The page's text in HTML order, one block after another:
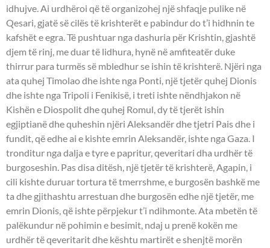
idhujve. Ai urdhëroi që të organizohej një shfaqje pulike në
Qesari, gjatë së cilës të krishterët e pabindur do t’i hidhnin te
kafshët e egra. Të pushtuar nga dashuria për Krishtin, gjashtë
djem të rinj, me duar të lidhura, hynë në amfiteatër duke
thirrur para turmës së mbledhur se ishin të krishterë. Njëri nga
ata quhej Timolao dhe ishte nga Ponti, një tjetër quhej Dionis
dhe ishte nga Tripoli i Fenikisë, i treti ishte nëndhjakon në
Kishën e Diospolit dhe quhej Romul, dy të tjerët ishin
egjiptianë dhe quheshin njëri Aleksandër dhe tjetri Pais dhe i
fundit, që edhe ai e kishte emrin Aleksandër, ishte nga Gaza. I
tronditur nga dalja e tyre e papritur, qeveritari dha urdhër të
burgoseshin. Pas disa ditësh, një tjetër të krishterë, Agapin, i
cili kishte duruar tortura të tmerrshme, e burgosën bashkë me
ta dhe gjithashtu arrestuan dhe burgosën edhe një tjetër, me
emrin Dionis, që ishte përpjekur t’i ndihmonte. Ata mbetën të
palëkundur në pohimin e besimit, ndaj u prenë kokën me
urdhër të qeveritarit dhe kështu martirët e shenjtë morën